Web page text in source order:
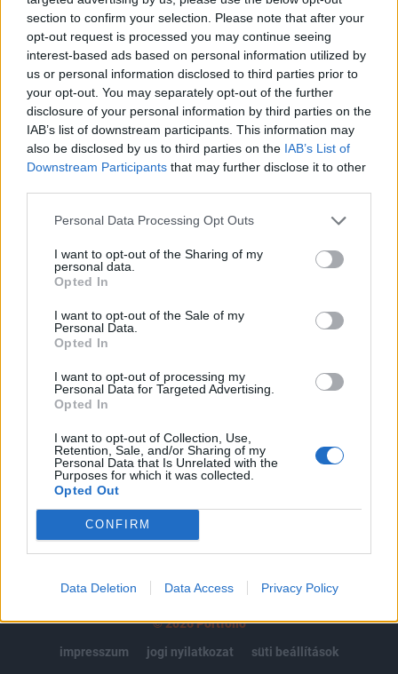
section to confirm your selection. Please note that after your
opt-out request is processed you may continue seeing
interest-based ads based on personal information utilized by
us or personal information disclosed to third parties prior to
your opt-out. You may separately opt-out of the further
disclosure of your personal information by third parties on the
IAB’s list of downstream participants. This information may
also be disclosed by us to third parties on the IAB’s List of
Downstream Participants that may further disclose it to other
Personal Data Processing Opt Outs
I want to opt-out of the Sharing of my
personal data.
Opted In
I want to opt-out of the Sale of my
Personal Data.
Opted In
I want to opt-out of processing my
Personal Data for Targeted Advertising.
Opted In
I want to opt-out of Collection, Use,
Retention, Sale, and/or Sharing of my
Personal Data that Is Unrelated with the
Purposes for which it was collected.
Opted Out
CONFIRM
Data Deletion Data Access Privacy Policy
alkalommal érkezik a WOOD & Company exkluzív
befektetői konferenciája, a WOOD & Co. Investor Day 2026,
a Portfolio szakmai partnerségével! Szeptember 9-én a
Budapest Marriott Hotelben szűk körben találkozhatnak a
cégcsoport tulajdonosai, vezető menedzsmentje, kiemelt
partnerei és a befektetési piac meghatározó szereplői.
Egyedülálló...
KEDVES OLVASÓNK!
A keresett cikk a portfolio.hu hírarchívumához
tartozik, melynek olvasása előfizetéses
regisztrációhoz kötött.
Az előfizetés a következőket tartalmazza:
Portfolio.hu teljes cikkarchívum
Kötéslisták: BÉT elmúlt 2 év napon belüli
kötéslistái
MÁR ELŐFIZETŐNK VAGY? BEJELENTKEZÉS
© 2026 Portfolio
impresszum
jogi nyilatkozat
süti beállítások